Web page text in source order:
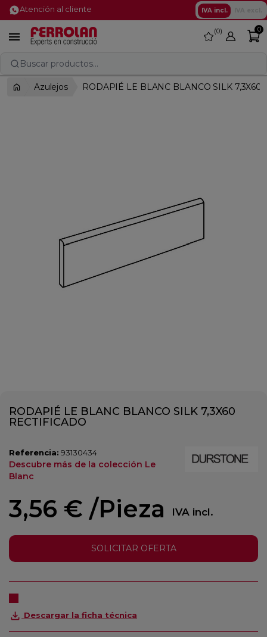
Atención al cliente IVA incl.
 favorite
0 0
Buscar productos...
Azulejos RODAPIÉ LE BLANC BLANCO SILK 7,3X60
RODAPIÉ LE BLANC BLANCO SILK 7,3X60
RECTIFICADO
Referencia: 93130434
Descubre más de la colección Le
Blanc
3,56 € /Pieza IVA incl.
SOLICITAR OFERTA
Descargar la ficha técnica